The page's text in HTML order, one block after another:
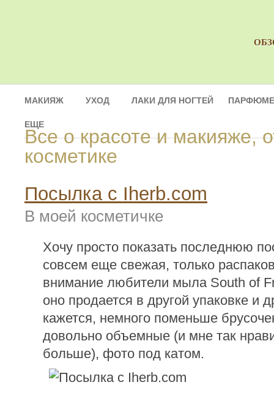
МАКИЯЖ УХОД ЛАКИ ДЛЯ НОГТЕЙ
ЕЩЕ
Все о красоте и макияже,
косметике
Посылка с Iherb.com
В моей косметичке
Хочу просто показать последнюю
совсем еще свежая, только
внимание любители мыла South of
оно продается в другой упаковке и
кажется, немного поменьше
довольно объемные (и мне так
больше), фото под катом.